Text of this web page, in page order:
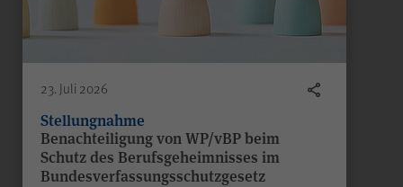
23. Juli 2026
Stellungnahme
Benachteiligung von WP/vBP beim
Schutz des Berufsgeheimnisses im
Bundesverfassungsschutzgesetz